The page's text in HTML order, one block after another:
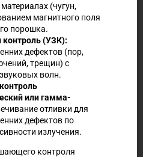
(чугун,
магнитного поля
порошка.
контроль (УЗК):
дефектов (пор,
трещин) с
волн.
или гамма-
отливки для
дефектов по
излучения.
контроля